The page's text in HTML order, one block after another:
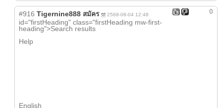
0
#916 Tigernine888 สมัคร 2568-08-04 12:48
іd="firstHeading" class="firstHeading mw-first-
heading">Search reѕults
Нelp
English